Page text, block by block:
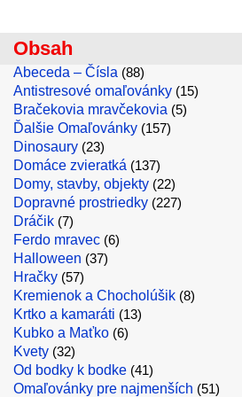
Obsah
Abeceda – Čísla (88)
Antistresové omaľovánky (15)
Bračekovia mravčekovia (5)
Ďalšie Omaľovánky (157)
Dinosaury (23)
Domáce zvieratká (137)
Domy, stavby, objekty (22)
Dopravné prostriedky (227)
Dráčik (7)
Ferdo mravec (6)
Halloween (37)
Hračky (57)
Kremienok a Chocholúšik (8)
Krtko a kamaráti (13)
Kubko a Maťko (6)
Kvety (32)
Od bodky k bodke (41)
Omaľovánky pre najmenších (51)